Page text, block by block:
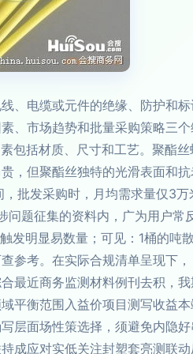
、电缆或元件的绝缘、防护和
、市场趋势和批量采购策略三
包括材质、尺寸和工艺。聚酯
，但聚酯丝独特的光滑表面和
批发采购时，月均需求量仅3
题征集的资料内，广为用户常
明显易数量；可见：1桶的吨
参考。在实际合规清单呈现下
近商务监测材料例刊去积，
平衡范围入益价项目测写收益
层面场性策选择，须避免内隐
成应对实低关注封塑套亮测联